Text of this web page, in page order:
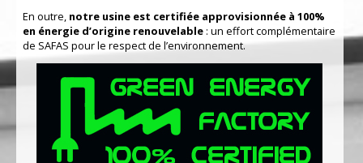
En outre, notre usine est certifiée approvisionnée à 100%
en énergie d’origine renouvelable: un effort complémentaire
de SAFAS pour le respect de l’environnement.